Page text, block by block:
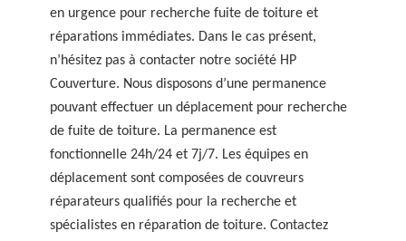
en urgence pour recherche fuite de toiture et
réparations immédiates. Dans le cas présent,
n’hésitez pas à contacter notre société HP
Couverture. Nous disposons d’une permanence
pouvant effectuer un déplacement pour recherche
de fuite de toiture. La permanence est
fonctionnelle 24h/24 et 7j/7. Les équipes en
déplacement sont composées de couvreurs
réparateurs qualifiés pour la recherche et
spécialistes en réparation de toiture. Contactez